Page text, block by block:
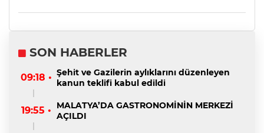
SON HABERLER
09:18 • Şehit ve Gazilerin aylıklarını düzenleyen
kanun teklifi kabul edildi
19:55 •
MALATYA’DA GASTRONOMİNİN MERKEZİ
AÇILDI